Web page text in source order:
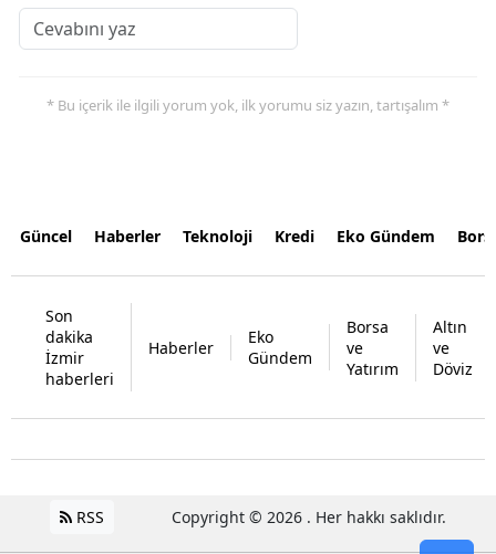
* Bu içerik ile ilgili yorum yok, ilk yorumu siz yazın, tartışalım *
Güncel Haberler Teknoloji Kredi Eko Gündem
Son
dakika
İzmir
haberleri
Haberler
Eko
Gündem
Borsa
ve
Yatırım
Altın
ve
Döviz
RSS Copyright © 2026 . Her hakkı saklıdır.